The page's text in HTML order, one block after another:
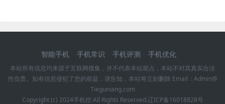
智能手机 手机常识 手机评测 手机优化
本站所有信息均来源于互联网搜集，并不代表本站观点，本站不对其真实合法
性负责。如有信息侵犯了您的权益，请告知，本站将立刻删除 Email：Admin@
Tieguniang.com
Copyright (c) 2024手机控 All Rights Reserved.辽ICP备16018828号